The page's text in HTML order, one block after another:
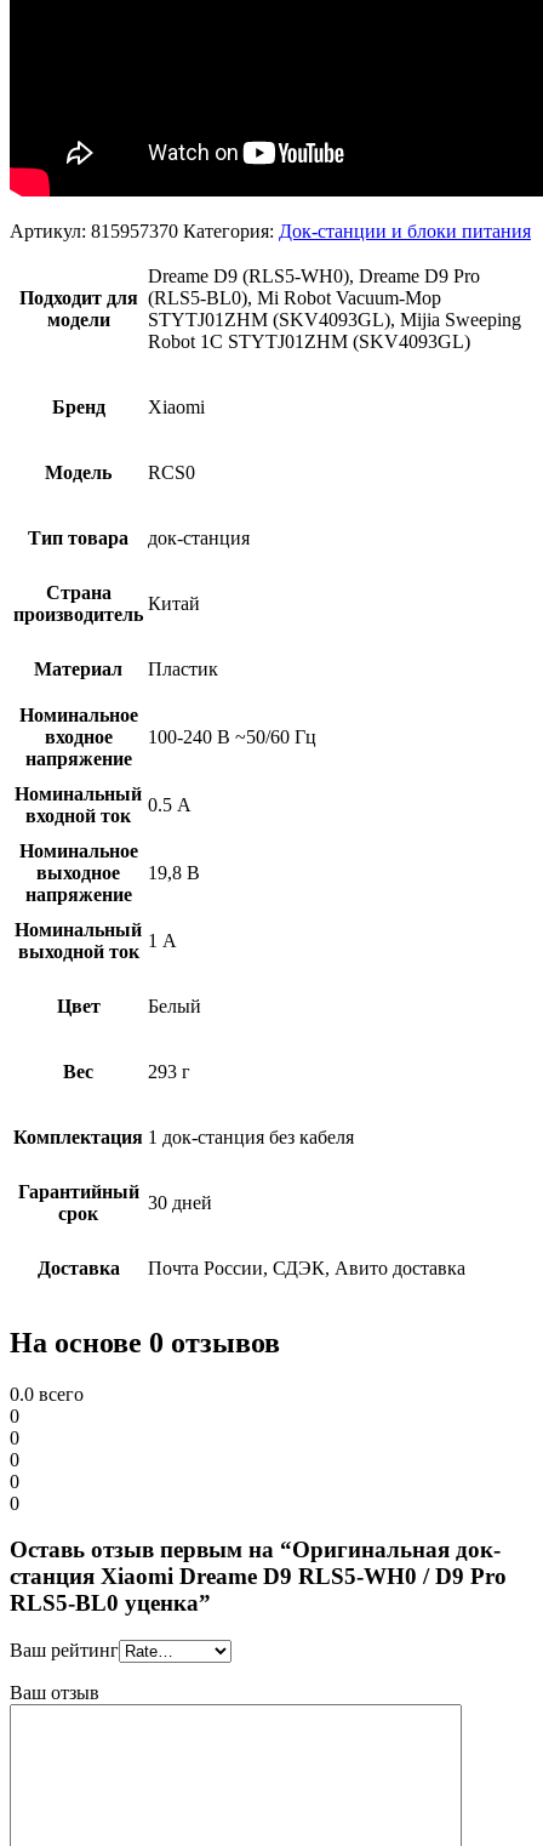
Артикул: 815957370 Категория: Док-станции и блоки питания
Подходит для
модели
Dreame D9 (RLS5-WH0), Dreame D9 Pro
(RLS5-BL0), Mi Robot Vacuum-Mop
STYTJ01ZHM (SKV4093GL), Mijia Sweeping
Robot 1C STYTJ01ZHM (SKV4093GL)
Бренд Xiaomi
Модель RCS0
Тип товара док-станция
Страна
производитель
Китай
Материал Пластик
Номинальное
входное
напряжение
100-240 В ~50/60 Гц
Номинальный
входной ток
0.5 А
Номинальное
выходное
напряжение
19,8 В
Номинальный
выходной ток
1 А
Цвет Белый
Вес 293 г
Комплектация 1 док-станция без кабеля
Гарантийный
срок
30 дней
Доставка Почта России, СДЭК, Авито доставка
На основе 0 отзывов
0.0 всего
0
0
0
0
0
Оставь отзыв первым на “Оригинальная док-
станция Xiaomi Dreame D9 RLS5-WH0 / D9 Pro
RLS5-BL0 уценка”
Ваш рейтинг
Ваш отзыв